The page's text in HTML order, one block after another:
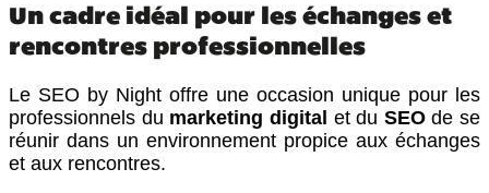
Un cadre idéal pour les échanges et
rencontres professionnelles
Le SEO by Night offre une occasion unique pour les
professionnels du marketing digital et du SEOde se
réunir dans un environnement propice aux échanges
et aux rencontres.